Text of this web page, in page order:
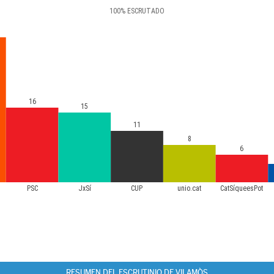
100% ESCRUTADO
PSC JxSí CUP unio.cat CatSíqueesPot
16
15
11
8
6